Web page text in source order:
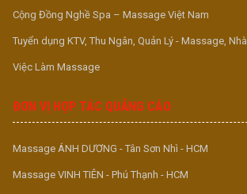
Cộng Đồng Nghề Spa – Massage Việt Nam
Tuyển dụng KTV, Thu Ngân, Quản Lý - Massage,
Việc Làm Massage
ĐƠN VỊ HỢP TÁC QUẢNG CÁO
Massage ÁNH DƯƠNG - Tân Sơn Nhì - HCM
Massage VINH TIÊN - Phú Thạnh - HCM